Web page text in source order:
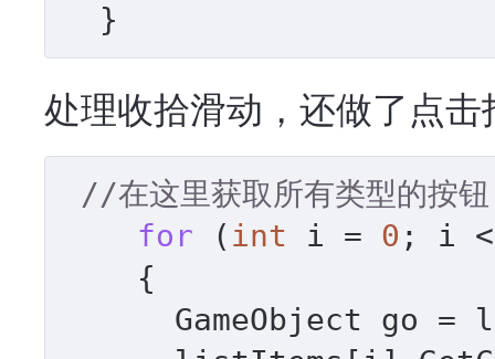
  }
处理收拾滑动，还做了点
//在这里获取所有类型的按钮
for ( int i = 0 ; i <